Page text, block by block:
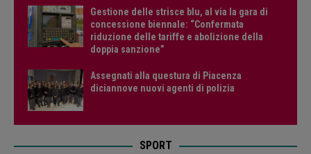
Gestione delle strisce blu, al via la gara di
concessione biennale: “Confermata
riduzione delle tariffe e abolizione della
doppia sanzione”
Assegnati alla questura di Piacenza
diciannove nuovi agenti di polizia
SPORT